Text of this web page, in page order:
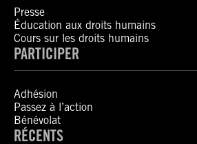
Presse
Éducation aux droits humains
Cours sur les droits humains
PARTICIPER
Adhésion
Passez à l’action
Bénévolat
RÉCENTS